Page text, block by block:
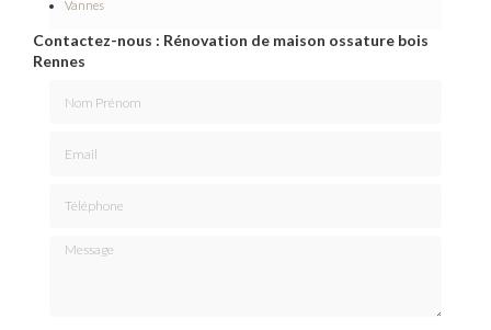
Vannes
Contactez-nous : Rénovation de maison ossature bois
Rennes
Message